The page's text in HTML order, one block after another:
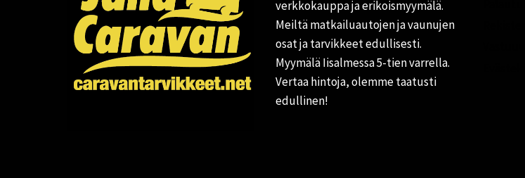
verkkokauppa ja erikoismyymälä.
Meiltä matkailuautojen ja vaunujen
osat ja tarvikkeet edullisesti.
Myymälä Iisalmessa 5-tien varrella.
Vertaa hintoja, olemme taatusti
edullinen!